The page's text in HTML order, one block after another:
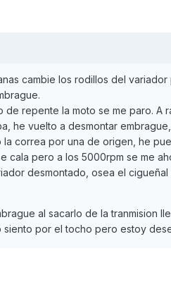
cambie los rodillos del
de repente la moto se me paro. A
he vuelto a desmontar
correa por una de origen, he
cala pero a los 5000rpm se me
desmontado, osea el
al sacarlo de la tranmision
siento por el tocho pero estoy